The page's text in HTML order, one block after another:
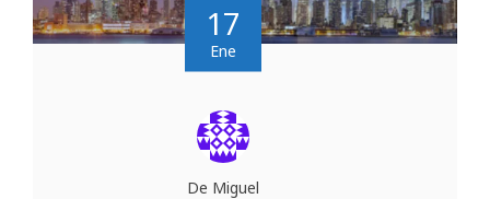
17
Ene
De Miguel